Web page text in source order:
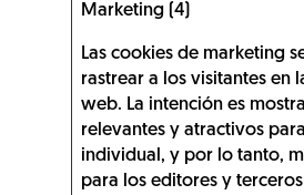
Marketing (4)
Las cookies de marketing
rastrear a los visitantes en
web. La intención es
relevantes y atractivos
individual, y por lo tanto,
para los editores y